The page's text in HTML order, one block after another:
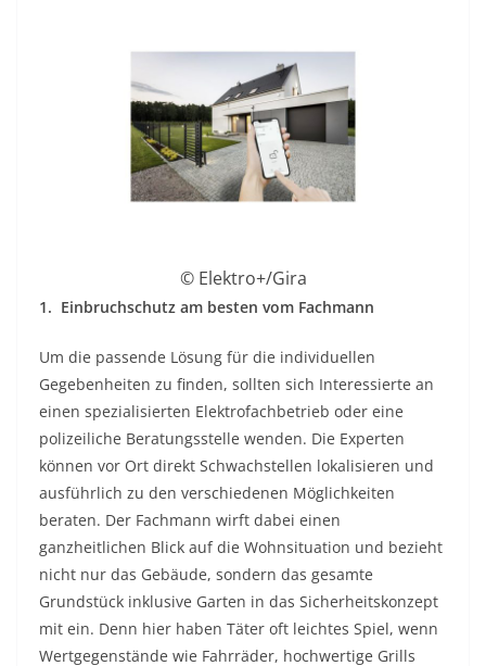
© Elektro+/Gira
1. Einbruchschutz am besten vom Fachmann
Um die passende Lösung für die individuellen
Gegebenheiten zu finden, sollten sich Interessierte an
einen spezialisierten Elektrofachbetrieb oder eine
polizeiliche Beratungsstelle wenden. Die Experten
können vor Ort direkt Schwachstellen lokalisieren und
ausführlich zu den verschiedenen Möglichkeiten
beraten. Der Fachmann wirft dabei einen
ganzheitlichen Blick auf die Wohnsituation und bezieht
nicht nur das Gebäude, sondern das gesamte
Grundstück inklusive Garten in das Sicherheitskonzept
mit ein. Denn hier haben Täter oft leichtes Spiel, wenn
Wertgegenstände wie Fahrräder, hochwertige Grills